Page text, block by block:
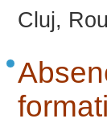
Cluj,